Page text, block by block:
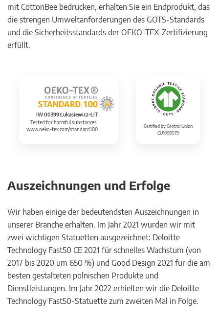
mit CottonBee bedrucken, erhalten Sie ein Endprodukt, das
die strengen Umweltanforderungen des GOTS-Standards
und die Sicherheitsstandards der OEKO-TEX-Zertifizierung
erfüllt.
IW 00399 Łukasiewicz-ŁIT
Tested for harmful substances.
www.oeko-tex.com/standard100
Certified by Control Union
CU1099579
Auszeichnungen und Erfolge
Wir haben einige der bedeutendsten Auszeichnungen in
unserer Branche erhalten. Im Jahr 2021 wurden wir mit
zwei wichtigen Statuetten ausgezeichnet: Deloitte
Technology Fast50 CE 2021 für schnelles Wachstum (von
2017 bis 2020 um 650 %) und Good Design 2021 für die am
besten gestalteten polnischen Produkte und
Dienstleistungen. Im Jahr 2022 erhielten wir die Deloitte
Technology Fast50-Statuette zum zweiten Mal in Folge.